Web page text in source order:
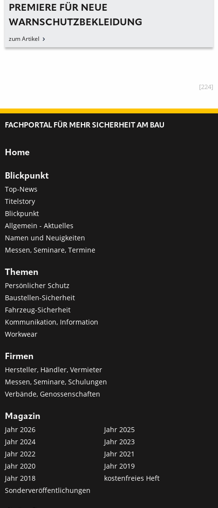
PREMIERE FÜR NEUE
WARNSCHUTZBEKLEIDUNG
zum Artikel
[224]
FACHPORTAL FÜR MEHR SICHERHEIT AM BAU
Home
Blickpunkt
Top-News
Titelstory
Blickpunkt
Allgemein - Aktuelles
Namen und Neuigkeiten
Messen, Seminare, Termine
Themen
Persönlicher Schutz
Baustellen-Sicherheit
Fahrzeug-Sicherheit
Kommunikation, Information
Workwear
Firmen
Hersteller, Händler, Vermieter
Messen, Seminare, Schulungen
Verbände, Genossenschaften
Magazin
Jahr 2026
Jahr 2025
Jahr 2024
Jahr 2023
Jahr 2022
Jahr 2021
Jahr 2020
Jahr 2019
Jahr 2018
kostenfreies Heft
Sonderveröffentlichungen